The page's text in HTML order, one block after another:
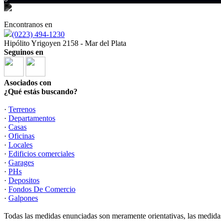
Encontranos en
(0223) 494-1230
Hipólito Yrigoyen 2158 - Mar del Plata
Seguinos en
Asociados con
¿Qué estás buscando?
· Terrenos
· Departamentos
· Casas
· Oficinas
· Locales
· Edificios comerciales
· Garages
· PHs
· Depositos
· Fondos De Comercio
· Galpones
Todas las medidas enunciadas son meramente orientativas, las